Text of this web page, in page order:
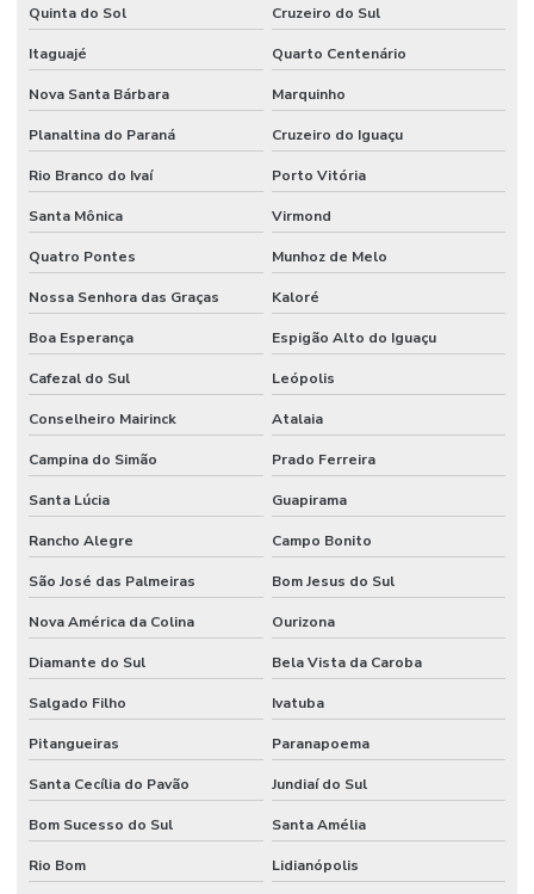
Quinta do Sol Cruzeiro do Sul
Itaguajé Quarto Centenário
Nova Santa Bárbara Marquinho
Planaltina do Paraná Cruzeiro do Iguaçu
Rio Branco do Ivaí Porto Vitória
Santa Mônica Virmond
Quatro Pontes Munhoz de Melo
Nossa Senhora das Graças Kaloré
Boa Esperança Espigão Alto do Iguaçu
Cafezal do Sul Leópolis
Conselheiro Mairinck Atalaia
Campina do Simão Prado Ferreira
Santa Lúcia Guapirama
Rancho Alegre Campo Bonito
São José das Palmeiras Bom Jesus do Sul
Nova América da Colina Ourizona
Diamante do Sul Bela Vista da Caroba
Salgado Filho Ivatuba
Pitangueiras Paranapoema
Santa Cecília do Pavão Jundiaí do Sul
Bom Sucesso do Sul Santa Amélia
Rio Bom Lidianópolis